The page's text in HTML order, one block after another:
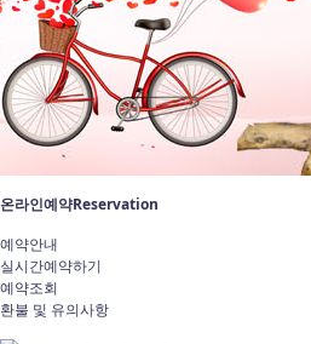
온라인예약Reservation
예약안내
실시간예약하기
예약조회
환불 및 유의사항